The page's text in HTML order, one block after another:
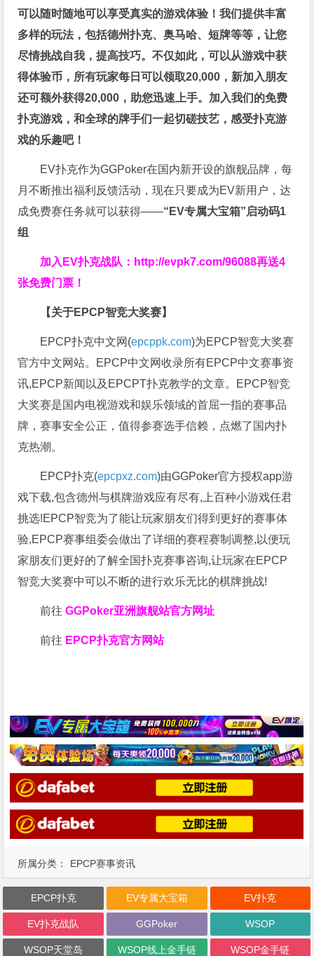
所属分类： EPCP赛事资讯
可以随时随地可以享受真实的游戏体验！我们提供丰富
多样的玩法，包括德州扑克、奥马哈、短牌等等，让您
尽情挑战自我，提高技巧。不仅如此，可以从游戏中获
得体验币，所有玩家每日可以领取20,000，新加入朋友
还可额外获得20,000，助您迅速上手。 加入我们的免费
扑克游戏，和全球的牌手们一起切磋技艺，感受扑克游
戏的乐趣吧！
EV扑克作为GGPoker在国内新开设的旗舰品牌，每
月不断推出福利反馈活动，现在只要成为EV新用户，达
成免费赛任务就可以获得——“EV专属大宝箱”启动码1
组
加入EV扑克战队： http://evpk7.com/96088再送4
张免费门票！
【关于EPCP智竞大奖赛】
EPCP扑克中文网(epcppk.com)为EPCP智竞大奖赛
官方中文网站。EPCP中文网收录所有EPCP中文赛事资
讯,EPCP新闻以及EPCPT扑克教学的文章。EPCP智竞
大奖赛是国内电视游戏和娱乐领域的首屈一指的赛事品
牌，赛事安全公正，值得参赛选手信赖，点燃了国内扑
克热潮。
EPCP扑克(epcpxz.com)由GGPoker官方授权app游
戏下载,包含德州与棋牌游戏应有尽有,上百种小游戏任君
挑选!EPCP智竞为了能让玩家朋友们得到更好的赛事体
验,EPCP赛事组委会做出了详细的赛程赛制调整,以便玩
家朋友们更好的了解全国扑克赛事咨询,让玩家在EPCP
智竞大奖赛中可以不断的进行欢乐无比的棋牌挑战!
前往GGPoker亚洲旗舰站官方网址
前往 EPCP扑克官方网站
EPCP扑克 EV专属大宝箱 EV扑克
EV扑克战队 GGPoker WSOP
WSOP天堂岛 WSOP线上金手链 WSOP金手链